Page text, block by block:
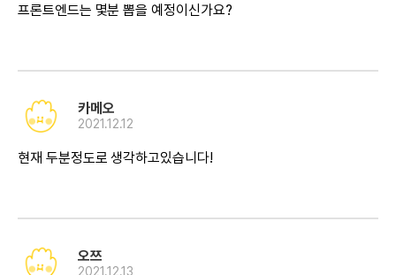
프론트엔드는 몇분 뽑을 예정이신가요?
카메오
2021.12.12
현재 두분정도로 생각하고있습니다!
오쯔
2021.12.13